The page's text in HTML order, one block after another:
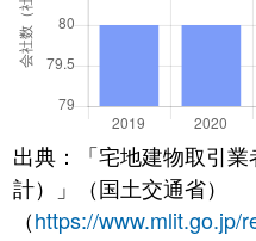
出典：「宅地建物取引
計）」（国土交通省）
（https://www.mlit.go.jp/